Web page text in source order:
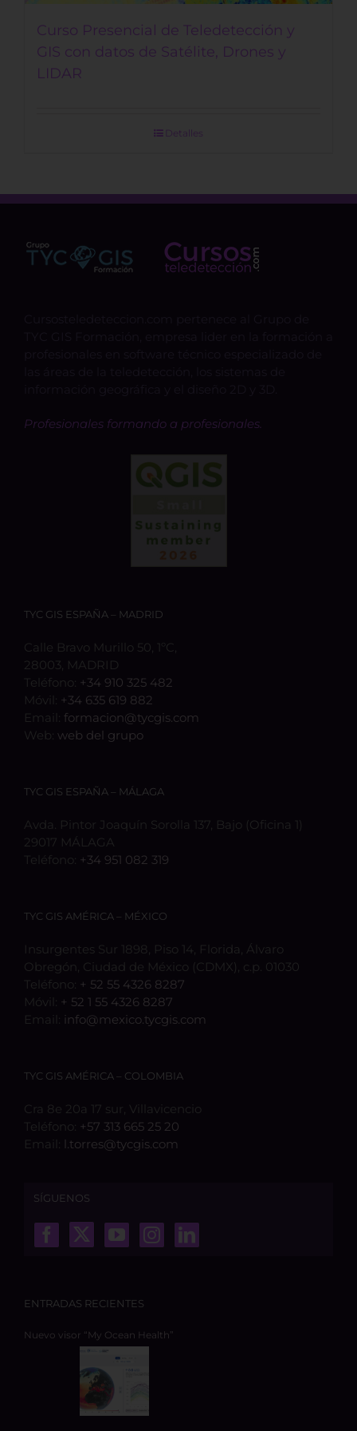
Curso Presencial de Teledetección y
GIS con datos de Satélite, Drones y
LIDAR
Detalles
Profesionales formando a profesionales.
TYC GIS ESPAÑA – MADRID
Calle Bravo Murillo 50, 1ºC,
28003, MADRID
Teléfono: +34 910 325 482
Móvil: +34 635 619 882
Email: formacion@tycgis.com
Web: web del grupo
TYC GIS ESPAÑA – MÁLAGA
Avda. Pintor Joaquín Sorolla 137, Bajo (Oficina 1)
29017 MÁLAGA
Teléfono: +34 951 082 319
TYC GIS AMÉRICA – MÉXICO
Insurgentes Sur 1898, Piso 14, Florida, Álvaro
Obregón, Ciudad de México (CDMX), c.p. 01030
Teléfono: + 52 55 4326 8287
Móvil: + 52 1 55 4326 8287
Email: info@mexico.tycgis.com
TYC GIS AMÉRICA – COLOMBIA
Cra 8e 20a 17 sur, Villavicencio
Teléfono: +57 313 665 25 20
Email: l.torres@tycgis.com
SÍGUENOS
ENTRADAS RECIENTES
Nuevo visor “My Ocean Health”